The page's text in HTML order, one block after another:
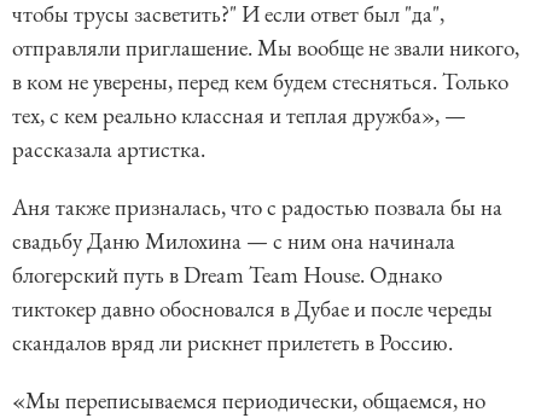
чтобы трусы засветить?" И если ответ был "да",
отправляли приглашение. Мы вообще не звали никого,
в ком не уверены, перед кем будем стесняться. Только
тех, с кем реально классная и теплая дружба», —
рассказала артистка.
Аня также призналась, что с радостью позвала бы на
свадьбу Даню Милохина — с ним она начинала
блогерский путь в Dream Team House. Однако
тиктокер давно обосновался в Дубае и после череды
скандалов вряд ли рискнет прилететь в Россию.
«Мы переписываемся периодически, общаемся, но